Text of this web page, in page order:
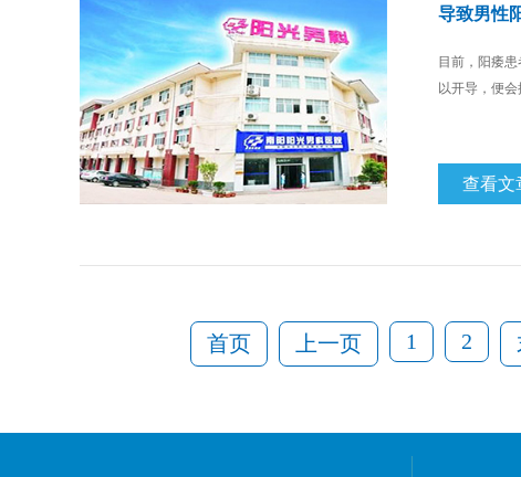
导致男性
目前，阳痿
以开导，便
查看文
首页 上一页 1 2